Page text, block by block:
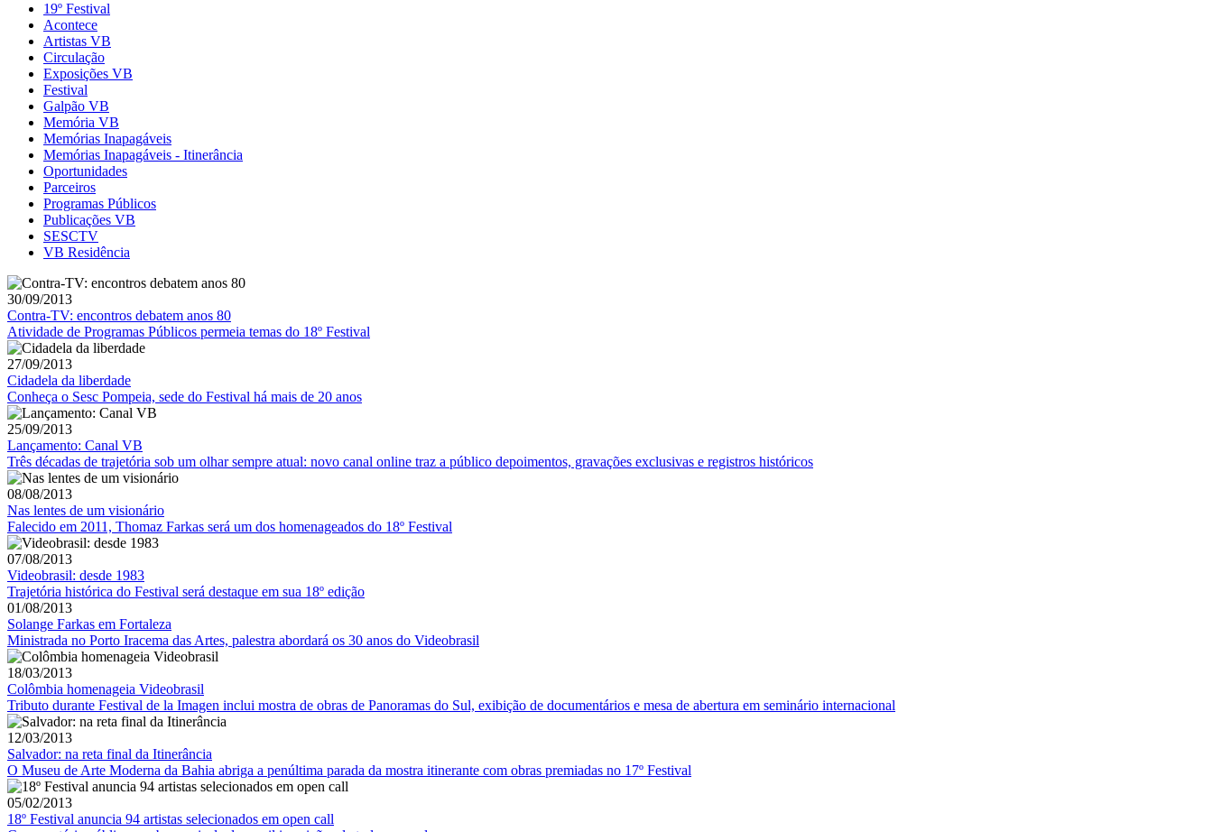
19º Festival
Acontece
Artistas VB
Circulação
Exposições VB
Festival
Galpão VB
Memória VB
Memórias Inapagáveis
Memórias Inapagáveis - Itinerância
Oportunidades
Parceiros
Programas Públicos
Publicações VB
SESCTV
VB Residência
30/09/2013
Contra-TV: encontros debatem anos 80
Atividade de Programas Públicos permeia temas do 18º Festival
27/09/2013
Cidadela da liberdade
Conheça o Sesc Pompeia, sede do Festival há mais de 20 anos
25/09/2013
Lançamento: Canal VB
Três décadas de trajetória sob um olhar sempre atual: novo canal online traz a público depoimentos, gravações exclusivas e registros históricos
08/08/2013
Nas lentes de um visionário
Falecido em 2011, Thomaz Farkas será um dos homenageados do 18º Festival
07/08/2013
Videobrasil: desde 1983
Trajetória histórica do Festival será destaque em sua 18º edição
01/08/2013
Solange Farkas em Fortaleza
Ministrada no Porto Iracema das Artes, palestra abordará os 30 anos do Videobrasil
18/03/2013
Colômbia homenageia Videobrasil
Tributo durante Festival de la Imagen inclui mostra de obras de Panoramas do Sul, exibição de documentários e mesa de abertura em seminário internacional
12/03/2013
Salvador: na reta final da Itinerância
O Museu de Arte Moderna da Bahia abriga a penúltima parada da mostra itinerante com obras premiadas no 17º Festival
05/02/2013
18º Festival anuncia 94 artistas selecionados em open call